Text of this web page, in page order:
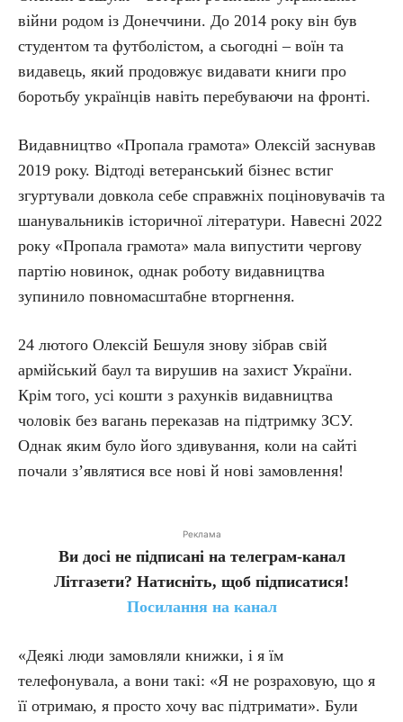
війни родом із Донеччини. До 2014 року він був
студентом та футболістом, а сьогодні – воїн та
видавець, який продовжує видавати книги про
боротьбу українців навіть перебуваючи на фронті.
Видавництво «Пропала грамота» Олексій заснував
2019 року. Відтоді ветеранський бізнес встиг
згуртували довкола себе справжніх поціновувачів та
шанувальників історичної літератури. Навесні 2022
року «Пропала грамота» мала випустити чергову
партію новинок, однак роботу видавництва
зупинило повномасштабне вторгнення.
24 лютого Олексій Бешуля знову зібрав свій
армійський баул та вирушив на захист України.
Крім того, усі кошти з рахунків видавництва
чоловік без вагань переказав на підтримку ЗСУ.
Однак яким було його здивування, коли на сайті
почали з’являтися все нові й нові замовлення!
Реклама
Ви досі не підписані на телеграм-канал
Літгазети? Натисніть, щоб підписатися!
Посилання на канал
«Деякі люди замовляли книжки, і я їм
телефонувала, а вони такі: «Я не розраховую, що я
її отримаю, я просто хочу вас підтримати». Були